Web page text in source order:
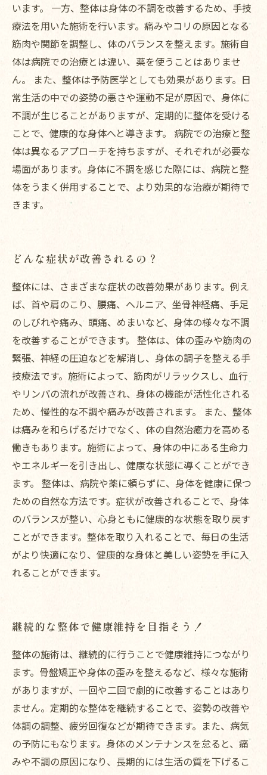
います。 一方、整体は身体の不調を改善するため、手技
療法を用いた施術を行います。痛みやコリの原因となる
筋肉や関節を調整し、体のバランスを整えます。施術自
体は病院での治療とは違い、薬を使うことはありませ
ん。 また、整体は予防医学としても効果があります。日
常生活の中での姿勢の悪さや運動不足が原因で、身体に
不調が生じることがありますが、定期的に整体を受ける
ことで、健康的な身体へと導きます。 病院での治療と整
体は異なるアプローチを持ちますが、それぞれが必要な
場面があります。身体に不調を感じた際には、病院と整
体をうまく併用することで、より効果的な治療が期待で
きます。
どんな症状が改善されるの？
整体には、さまざまな症状の改善効果があります。例え
ば、首や肩のこり、腰痛、ヘルニア、坐骨神経痛、手足
のしびれや痛み、頭痛、めまいなど、身体の様々な不調
を改善することができます。 整体は、体の歪みや筋肉の
緊張、神経の圧迫などを解消し、身体の調子を整える手
技療法です。施術によって、筋肉がリラックスし、血行
やリンパの流れが改善され、身体の機能が活性化される
ため、慢性的な不調や痛みが改善されます。 また、整体
は痛みを和らげるだけでなく、体の自然治癒力を高める
働きもあります。施術によって、身体の中にある生命力
やエネルギーを引き出し、健康な状態に導くことができ
ます。 整体は、病院や薬に頼らずに、身体を健康に保つ
ための自然な方法です。症状が改善されることで、身体
のバランスが整い、心身ともに健康的な状態を取り戻す
ことができます。整体を取り入れることで、毎日の生活
がより快適になり、健康的な身体と美しい姿勢を手に入
れることができます。
継続的な整体で健康維持を目指そう！
整体の施術は、継続的に行うことで健康維持につながり
ます。骨盤矯正や身体の歪みを整えるなど、様々な施術
がありますが、一回や二回で劇的に改善することはあり
ません。定期的な整体を継続することで、姿勢の改善や
体調の調整、疲労回復などが期待できます。また、病気
の予防にもなります。身体のメンテナンスを怠ると、痛
みや不調の原因になり、長期的には生活の質を下げるこ